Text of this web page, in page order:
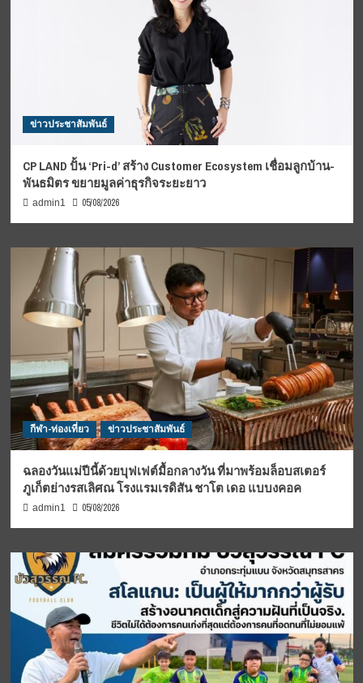
ข่าวประชาสัมพันธ์
CP LAND ปั้น ‘Pri-d’ สร้าง Customer Ecosystem เชื่อมลูกบ้าน-
พันธมิตร ขยายมูลค่าธุรกิจระยะยาว
admin1 05/08/2026
กีฬา-ท่องเที่ยว ข่าวประชาสัมพันธ์
ฉลองวันแม่ปีนี้ด้วยบุฟเฟต์มื้อกลางวัน ที่มาพร้อมล็อบสเตอร์
ภูเก็ตย่างรสเลิศณ โรงแรมเรดิสัน ชาโต เดอ แบบงคอค
admin1 05/08/2026